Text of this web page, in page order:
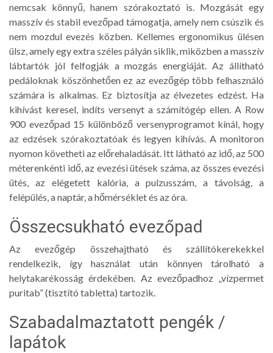
nemcsak könnyű, hanem szórakoztató is. Mozgását egy
masszív és stabil evezőpad támogatja, amely nem csúszik és
nem mozdul evezés közben. Kellemes ergonomikus ülésen
ülsz, amely egy extra széles pályán siklik, miközben a masszív
lábtartók jól felfogják a mozgás energiáját. Az állítható
pedáloknak köszönhetően ez az evezőgép több felhasználó
számára is alkalmas. Ez biztosítja az élvezetes edzést. Ha
kihívást keresel, indíts versenyt a számítógép ellen. A Row
900 evezőpad 15 különböző versenyprogramot kínál, hogy
az edzések szórakoztatóak és legyen kihívás. A monitoron
nyomon követheti az előrehaladását. Itt látható az idő, az 500
méterenkénti idő, az evezési ütések száma, az összes evezési
ütés, az elégetett kalória, a pulzusszám, a távolság, a
felépülés, a naptár, a hőmérséklet és az óra.
Összecsukható evezőpad
Az evezőgép összehajtható és szállítókerekekkel
rendelkezik, így használat után könnyen tárolható a
helytakarékosság érdekében. Az evezőpadhoz „vízpermet
puritab” (tisztító tabletta) tartozik.
Szabadalmaztatott pengék /
lapátok